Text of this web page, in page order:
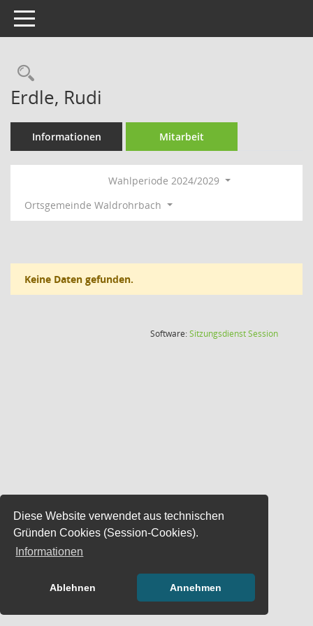
Diese Website verwendet aus technischen
Gründen Cookies (Session-Cookies).
Informationen
Ablehnen Annehmen
Toggle navigation
Rechercheauswahl
Erdle, Rudi
Informationen Mitarbeit
Wahlperiode 2024/2029
Ortsgemeinde Waldrohrbach
Keine Daten gefunden.
Software:SitzungsdienstSession(Wird in